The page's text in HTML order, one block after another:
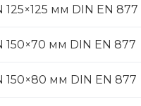
125×125 мм DIN EN 877
150×70 мм DIN EN 877
150×80 мм DIN EN 877